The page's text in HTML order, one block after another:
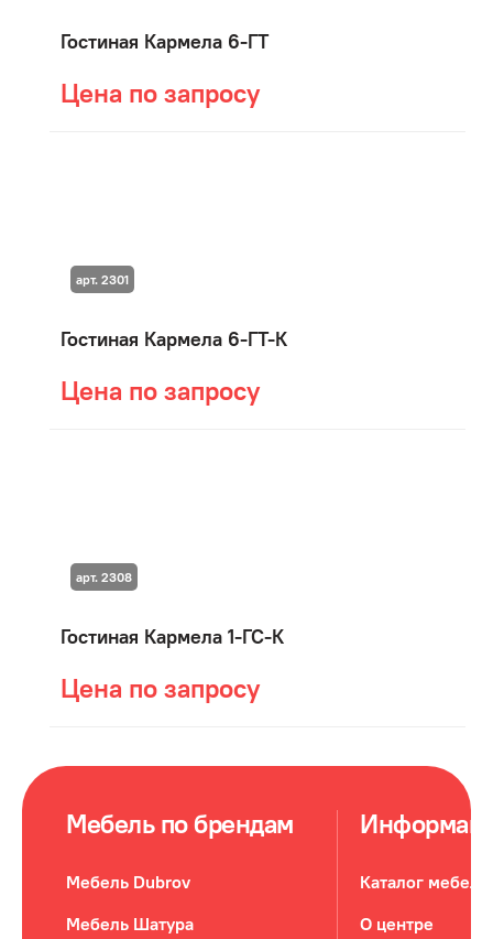
Гостиная Кармела 6-ГТ
Цена по запросу
Гостиная Кармела 6-ГТ-К
Цена по запросу
арт. 2301
Гостиная Кармела 1-ГС-К
Цена по запросу
арт. 2308
Мебель по брендам
Мебель Dubrov
Мебель Шатура
Каталог мебели
О центре